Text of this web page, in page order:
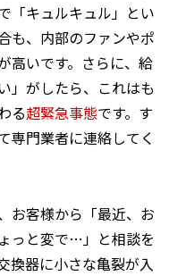
「キュルキュル」とい
も、内部のファンやポ
高いです。さらに、給
」がしたら、これはも
る超緊急事態です。す
専門業者に連絡してく
お客様から「最近、お
っと変で…」と相談を
換器に小さな亀裂が入